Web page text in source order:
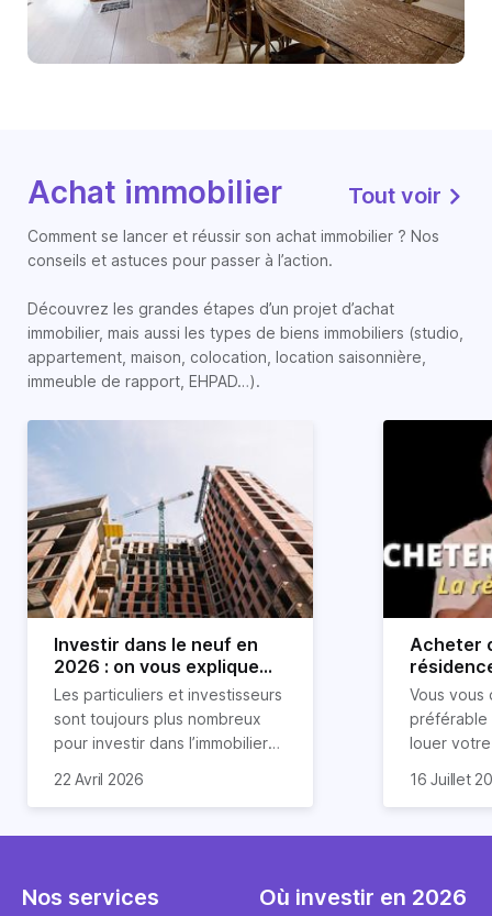
Achat immobilier Tout voir
Comment se lancer et réussir son achat immobilier ? Nos
conseils et astuces pour passer à l’action.
Découvrez les grandes étapes d’un projet d’achat
immobilier, mais aussi les types de biens immobiliers (studio,
appartement, maison, colocation, location saisonnière,
immeuble de rapport, EHPAD…).
Investir dans le neuf en
2026 : on vous explique
tout !
Les particuliers et investisseurs
sont toujours plus nombreux
pour investir dans l’immobilier
nombreux avantages à choisir
expliquons tout dans cet
22 Avril 2026
Acheter
règle
révélée
Vous vous
préférable
louer
expert en
règle
l'argent
principale
16 Juillet
Nos services
Où investir en 2026